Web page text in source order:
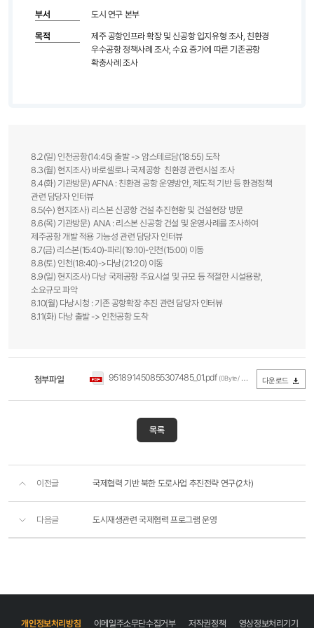
부서 도시 연구 본부
목적
제주 공항인프라 확장 및 신공항 입지유형 조사, 친환경
우수공항 정책사례 조사, 수요 증가에 따른 기존공항
확충사례 조사
8.2(일) 인천공항(14:45) 출발 -> 암스테르담(18:55) 도착
8.3(월) 현지조사) 바로셀로나 국제공항 친환경 관련시설 조사
8.4(화) 기관방문) AFNA : 친환경 공항 운영방안, 제도적 기반 등 환경정책
관련 담당자 인터뷰
8.5(수) 현지조사) 리스본 신공항 건설 추진현황 및 건설현장 방문
8.6(목) 기관방문) ANA : 리스본 신공항 건설 및 운영사례를 조사하여
제주공항 개발 적용 가능성 관련 담당자 인터뷰
8.7(금) 리스본(15:40)-파리(19:10)-인천(15:00) 이동
8.8(토) 인천(18:40)->다낭(21:20) 이동
8.9(일) 현지조사) 다낭 국제공항 주요시설 및 규모 등 적절한 시설용량,
소요규모 파악
8.10(월) 다낭시청 : 기존 공항확장 추진 관련 담당자 인터뷰
8.11(화) 다낭 출발 -> 인천공항 도착
첨부파일 951891450855307485_01.pdf (0Byte / 다운로드 3,299회) 다운로드
목록
이전글 국제협력 기반 북한 도로사업 추진전략 연구(2차)
다음글 도시재생관련 국제협력 프로그램 운영
개인정보처리방침 이메일주소무단수집거부 저작권정책 영상정보처리기기